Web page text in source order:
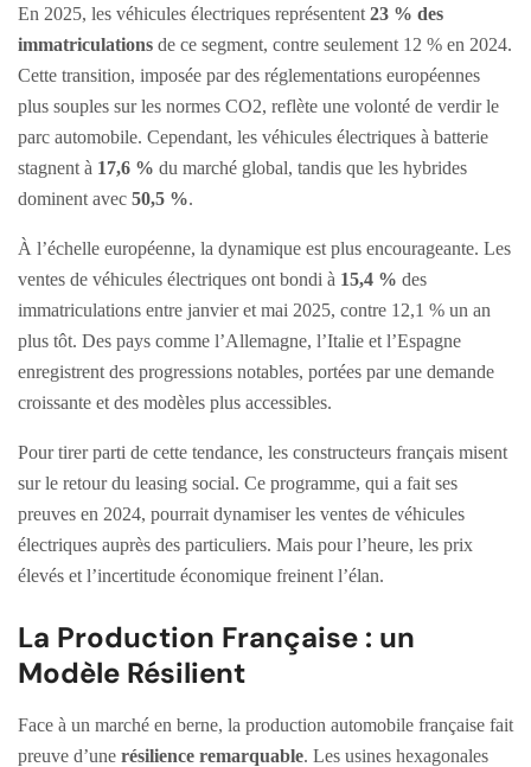
En 2025, les véhicules électriques représentent 23 % des
immatriculations de ce segment, contre seulement 12 % en 2024.
Cette transition, imposée par des réglementations européennes
plus souples sur les normes CO2, reflète une volonté de verdir le
parc automobile. Cependant, les véhicules électriques à batterie
stagnent à 17,6 % du marché global, tandis que les hybrides
dominent avec 50,5 %.
À l’échelle européenne, la dynamique est plus encourageante. Les
ventes de véhicules électriques ont bondi à 15,4 % des
immatriculations entre janvier et mai 2025, contre 12,1 % un an
plus tôt. Des pays comme l’Allemagne, l’Italie et l’Espagne
enregistrent des progressions notables, portées par une demande
croissante et des modèles plus accessibles.
Pour tirer parti de cette tendance, les constructeurs français misent
sur le retour du leasing social. Ce programme, qui a fait ses
preuves en 2024, pourrait dynamiser les ventes de véhicules
électriques auprès des particuliers. Mais pour l’heure, les prix
élevés et l’incertitude économique freinent l’élan.
La Production Française : un
Modèle Résilient
Face à un marché en berne, la production automobile française fait
preuve d’une résilience remarquable. Les usines hexagonales